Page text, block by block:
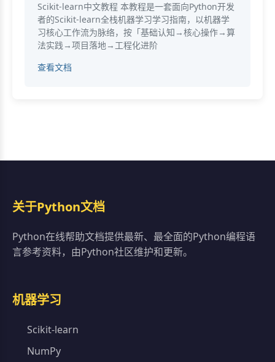
Scikit-learn中文教程 本教程是一套面向Python开发
者的Scikit-learn全栈机器学习学习指南，以机器学
习核心工作流为脉络，按「基础认知→核心操作→算
法实践→项目落地→工程化进阶
查看文档
关于Python文档
Python在线帮助文档提供最新、最全面的Python编程语
言参考资料，由Python社区维护和更新。
机器学习
Scikit-learn
NumPy